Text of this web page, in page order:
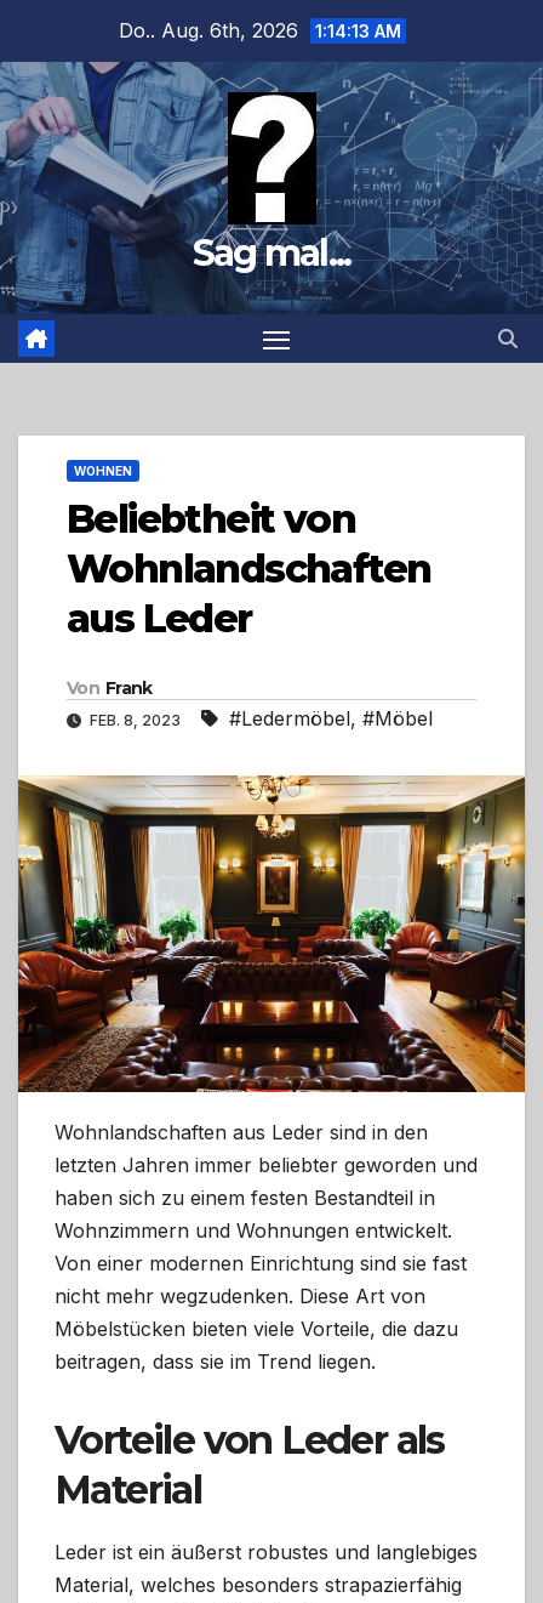
springen
Do.. Aug. 6th, 2026 1:14:14 AM
Sag mal...
WOHNEN
Beliebtheit von
Wohnlandschaften
aus Leder
Von Frank
FEB. 8, 2023 #Ledermöbel, #Möbel
Wohnlandschaften aus Leder sind in den
letzten Jahren immer beliebter geworden und
haben sich zu einem festen Bestandteil in
Wohnzimmern und Wohnungen entwickelt.
Von einer modernen Einrichtung sind sie fast
nicht mehr wegzudenken. Diese Art von
Möbelstücken bieten viele Vorteile, die dazu
beitragen, dass sie im Trend liegen.
Vorteile von Leder als
Material
Leder ist ein äußerst robustes und langlebiges
Material, welches besonders strapazierfähig